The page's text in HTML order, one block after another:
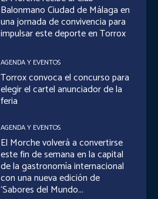
Balonmano Ciudad de Málaga en
una jornada de convivencia para
impulsar este deporte en Torrox
AGENDA Y EVENTOS
Torrox convoca el concurso para
elegir el cartel anunciador de la
feria
AGENDA Y EVENTOS
El Morche volverá a convertirse
este fin de semana en la capital
de la gastronomía internacional
con una nueva edición de
‘Sabores del Mundo...